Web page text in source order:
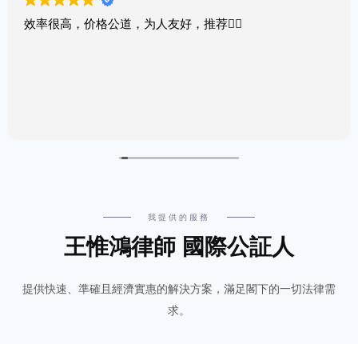
效率很高，价格公道，为人友好，推荐👍🏻
我提供的服務
王惟鴻律師 國際公証人
提供快速、準確且經濟實惠的解決方案，滿足閣下的一切法律需
求。